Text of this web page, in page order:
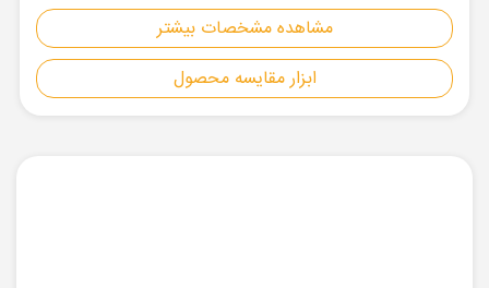
مشاهده مشخصات بیشتر
ابزار مقایسه محصول